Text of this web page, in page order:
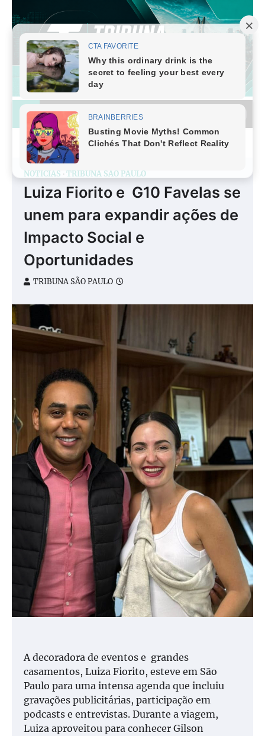
content
NOTÍCIAS TRIBUNA SÃO PAULO
Luiza Fiorito e G10 Favelas se
unem para expandir ações de
Impacto Social e
Oportunidades
TRIBUNA SÃO PAULO
A decoradora de eventos e grandes
casamentos, Luiza Fiorito, esteve em São
Paulo para uma intensa agenda que incluiu
gravações publicitárias, participação em
podcasts e entrevistas. Durante a viagem,
Luiza aproveitou para conhecer Gilson